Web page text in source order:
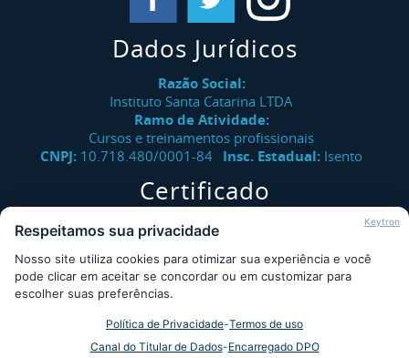
Dados Jurídicos
Razão Social:
Instituto Santa Catarina LTDA
Ramo de Atividade:
Cursos e treinamentos profissionais
CNPJ: 10.718.480/0001-84 Insc. Estadual: Isento
Certificado
Verifique a autenticidade de certificados emitidos pelo
Instituto Santa Catarina.
Consultar
Desde 2009 - Instituto Santa Catarina © - Todos os direitos
Keytron
Respeitamos sua privacidade
Nosso site utiliza cookies para otimizar sua experiência e você
pode clicar em aceitar se concordar ou em customizar para
escolher suas preferências.
Política de Privacidade-Termos de uso
Canal do Titular de Dados-Encarregado DPO